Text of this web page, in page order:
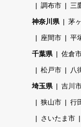
調布市 三
神奈川県 茅
座間市 平
千葉県 佐倉
松戸市 八
埼玉県 吉川
狭山市 行
さいたま市